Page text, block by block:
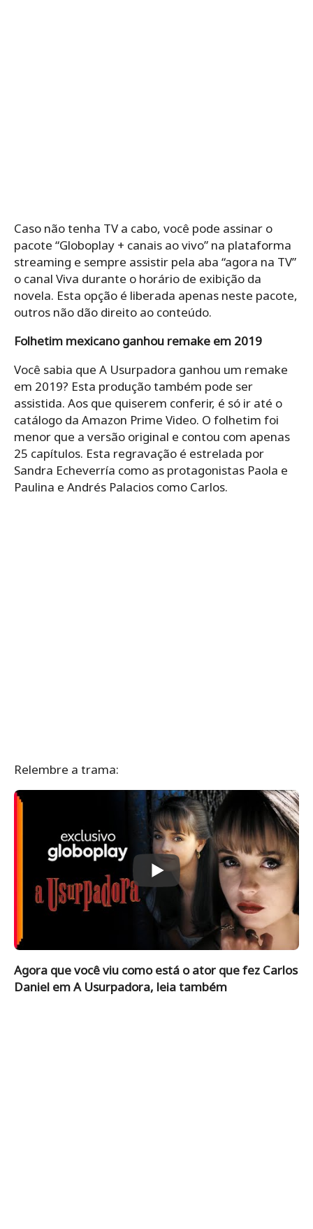
Caso não tenha TV a cabo, você pode assinar o
pacote “Globoplay + canais ao vivo” na plataforma
streaming e sempre assistir pela aba “agora na TV”
o canal Viva durante o horário de exibição da
novela. Esta opção é liberada apenas neste pacote,
outros não dão direito ao conteúdo.
Folhetim mexicano ganhou remake em 2019
Você sabia que A Usurpadora ganhou um remake
em 2019? Esta produção também pode ser
assistida. Aos que quiserem conferir, é só ir até o
catálogo da Amazon Prime Video. O folhetim foi
menor que a versão original e contou com apenas
25 capítulos. Esta regravação é estrelada por
Sandra Echeverría como as protagonistas Paola e
Paulina e Andrés Palacios como Carlos.
Relembre a trama:
Agora que você viu como está o ator que fez Carlos
Daniel em A Usurpadora, leia também